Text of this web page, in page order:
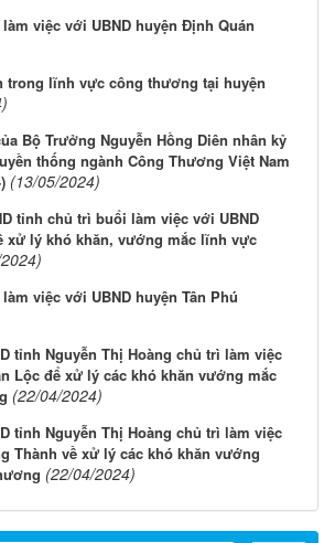
việc với UBND huyện Định Quán
trong lĩnh vực công thương tại huyện
Bộ Trưởng Nguyễn Hồng Diên nhân kỷ
thống ngành Công Thương Việt Nam
(13/05/2024)
tỉnh chủ trì buổi làm việc với UBND
xử lý khó khăn, vướng mắc lĩnh vực
việc với UBND huyện Tân Phú
tỉnh Nguyễn Thị Hoàng chủ trì làm việc
Lộc để xử lý các khó khăn vướng mắc
(22/04/2024)
tỉnh Nguyễn Thị Hoàng chủ trì làm việc
Thành về xử lý các khó khăn vướng
(22/04/2024)